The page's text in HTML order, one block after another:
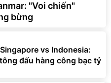
"Voi chiến"
bừng
vs Indonesia:
đấu hàng công bạc tỷ